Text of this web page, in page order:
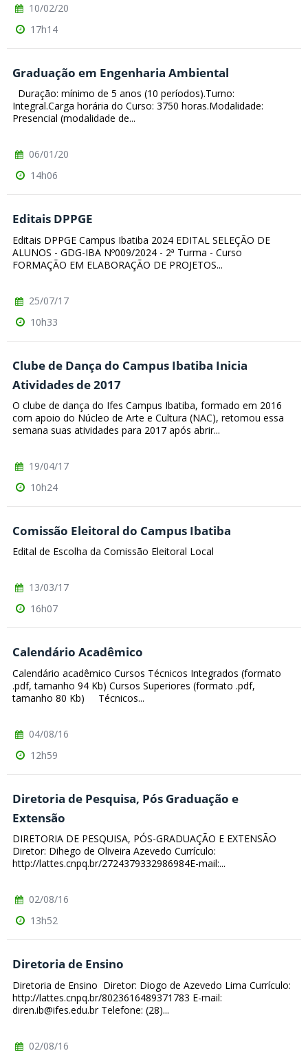
10/02/20
17h14
Graduação em Engenharia Ambiental
Duração: mínimo de 5 anos (10 períodos).Turno:
Integral.Carga horária do Curso: 3750 horas.Modalidade:
Presencial (modalidade de...
06/01/20
14h06
Editais DPPGE
Editais DPPGE Campus Ibatiba 2024 EDITAL SELEÇÃO DE
ALUNOS - GDG-IBA Nº009/2024 - 2ª Turma - Curso
FORMAÇÃO EM ELABORAÇÃO DE PROJETOS...
25/07/17
10h33
Clube de Dança do Campus Ibatiba Inicia
Atividades de 2017
O clube de dança do Ifes Campus Ibatiba, formado em 2016
com apoio do Núcleo de Arte e Cultura (NAC), retomou essa
semana suas atividades para 2017 após abrir...
19/04/17
10h24
Comissão Eleitoral do Campus Ibatiba
Edital de Escolha da Comissão Eleitoral Local
13/03/17
16h07
Calendário Acadêmico
Calendário acadêmico Cursos Técnicos Integrados (formato
.pdf, tamanho 94 Kb) Cursos Superiores (formato .pdf,
tamanho 80 Kb) Técnicos...
04/08/16
12h59
Diretoria de Pesquisa, Pós Graduação e
Extensão
DIRETORIA DE PESQUISA, PÓS-GRADUAÇÃO E EXTENSÃO
Diretor: Dihego de Oliveira Azevedo Currículo:
http://lattes.cnpq.br/2724379332986984E-mail:...
02/08/16
13h52
Diretoria de Ensino
Diretoria de Ensino Diretor: Diogo de Azevedo Lima Currículo:
http://lattes.cnpq.br/8023616489371783 E-mail:
diren.ib@ifes.edu.br Telefone: (28)...
02/08/16